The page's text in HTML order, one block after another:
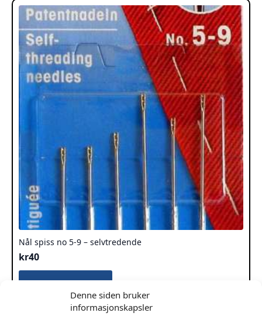
Denne siden bruker
informasjonskapsler
Nål spiss no 5-9 – selvtredende
kr40
Legg I Handlekurv